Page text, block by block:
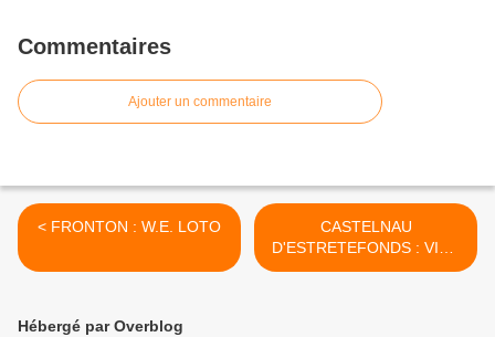
Commentaires
Ajouter un commentaire
< FRONTON : W.E. LOTO
CASTELNAU
D'ESTRETEFONDS : VIDE
DRESSING LE 8 FEVRIER
Hébergé par Overblog